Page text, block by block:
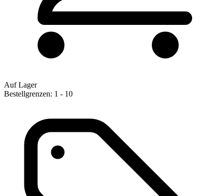
Auf Lager
Bestellgrenzen: 1 - 10